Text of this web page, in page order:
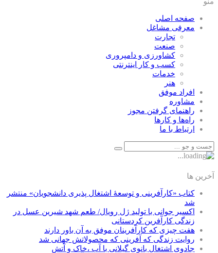
صفحه اصلی
معرفی مشاغل
تجارت
صنعت
كشاورزی و دامپروری
كسب و كار اينترنتی
خدمات
هنر
افراد موفق
مشاوره
راهنمای گرفتن مجوز
راه‌ها و كارها
ارتباط با ما
آخرین ها
کتاب «کارآفرینی و توسعۀ اشتغال پذیری دانشجویان» منتشر
شد
اکسیر جوانی با تولید ژل رویال/ طعم شهد شیرین عسل‌ در
زندگی کارآفرین کردستانی
هفت چیزی که کارآفرینان موفق به آن باور دارند
روایت زندگی که آفرینی که محصولاتش جهانی شد
جادوی اشتغال بانوی گیلانی با آب ،خاک و آتش